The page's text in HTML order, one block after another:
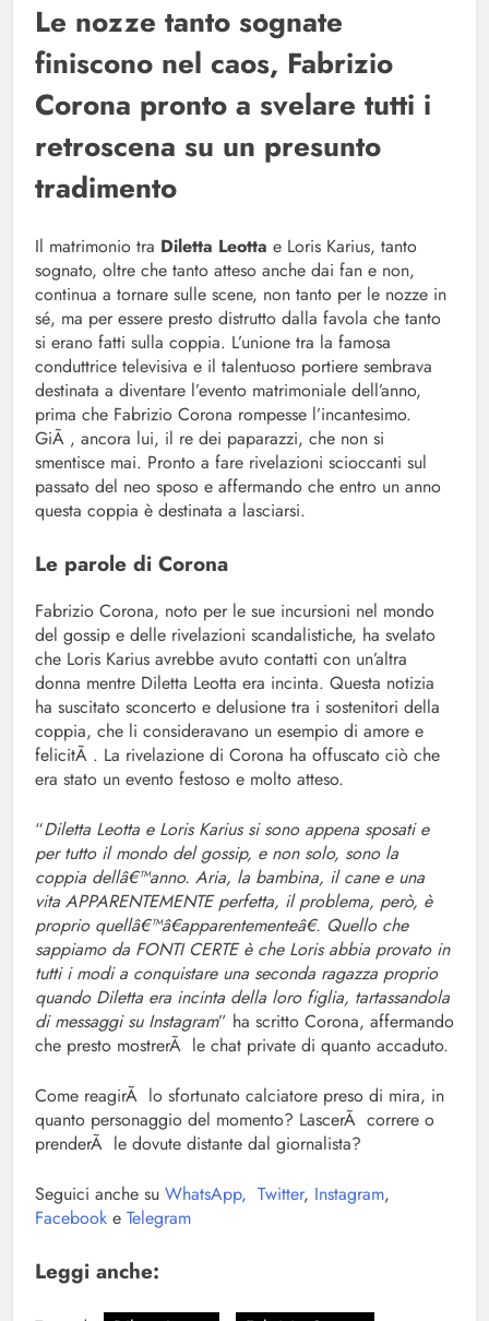
Le nozze tanto sognate
finiscono nel caos, Fabrizio
Corona pronto a svelare tutti i
retroscena su un presunto
tradimento
Il matrimonio tra Diletta Leotta e Loris Karius, tanto
sognato, oltre che tanto atteso anche dai fan e non,
continua a tornare sulle scene, non tanto per le nozze in
sé, ma per essere presto distrutto dalla favola che tanto
si erano fatti sulla coppia. L’unione tra la famosa
conduttrice televisiva e il talentuoso portiere sembrava
destinata a diventare l’evento matrimoniale dell’anno,
prima che Fabrizio Corona rompesse l’incantesimo.
GiÃ , ancora lui, il re dei paparazzi, che non si
smentisce mai. Pronto a fare rivelazioni scioccanti sul
passato del neo sposo e affermando che entro un anno
questa coppia è destinata a lasciarsi.
Le parole di Corona
Fabrizio Corona, noto per le sue incursioni nel mondo
del gossip e delle rivelazioni scandalistiche, ha svelato
che Loris Karius avrebbe avuto contatti con un’altra
donna mentre Diletta Leotta era incinta. Questa notizia
ha suscitato sconcerto e delusione tra i sostenitori della
coppia, che li consideravano un esempio di amore e
felicitÃ . La rivelazione di Corona ha offuscato ciò che
era stato un evento festoso e molto atteso.
“Diletta Leotta e Loris Karius si sono appena sposati e
per tutto il mondo del gossip, e non solo, sono la
coppia dellâ€™anno. Aria, la bambina, il cane e una
vita APPARENTEMENTE perfetta, il problema, però, è
proprio quellâ€™â€apparentementeâ€. Quello che
sappiamo da FONTI CERTE è che Loris abbia provato in
tutti i modi a conquistare una seconda ragazza proprio
quando Diletta era incinta della loro figlia, tartassandola
di messaggi su Instagram” ha scritto Corona, affermando
che presto mostrerÃ le chat private di quanto accaduto.
Come reagirÃ lo sfortunato calciatore preso di mira, in
quanto personaggio del momento? LascerÃ correre o
prenderÃ le dovute distante dal giornalista?
Seguici anche su WhatsApp, Twitter, Instagram,
Facebook e Telegram
Leggi anche: